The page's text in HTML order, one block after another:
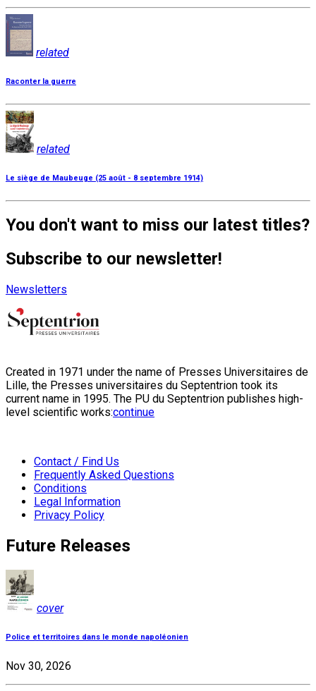
related
Raconter la guerre
related
Le siège de Maubeuge (25 août - 8 septembre 1914)
You don't want to miss our latest titles?
Subscribe to our newsletter!
Newsletters
Created in 1971 under the name of Presses Universitaires de
Lille, the Presses universitaires du Septentrion took its
current name in 1995. The PU du Septentrion publishes high-
level scientific works:continue
Contact / Find Us
Frequently Asked Questions
Conditions
Legal Information
Privacy Policy
Future Releases
cover
Police et territoires dans le monde napoléonien
Nov 30, 2026